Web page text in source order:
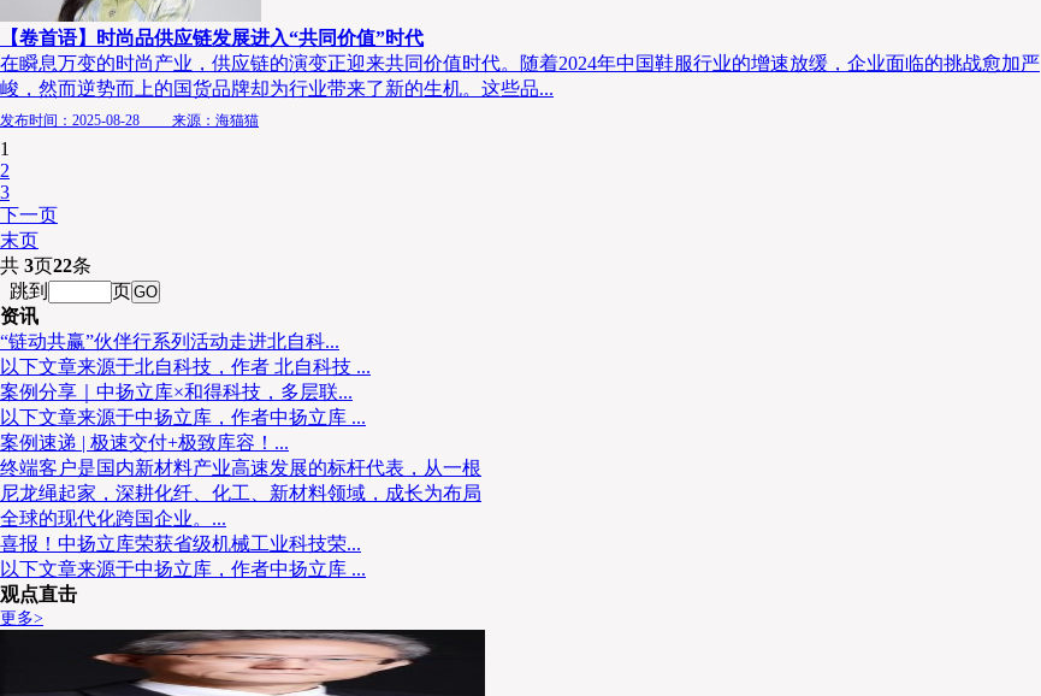
【卷首语】时尚品供应链发展进入“共同价值”时代
在瞬息万变的时尚产业，供应链的演变正迎来共同价值时代。随着2024年中国鞋服行业的增速放缓，企业面临的挑战愈加严
峻，然而逆势而上的国货品牌却为行业带来了新的生机。这些品...
发布时间：2025-08-28 来源：海猫猫
1
2
3
下一页
末页
共 3页22条
跳到
页
资讯
“链动共赢”伙伴行系列活动走进北自科...
以下文章来源于北自科技，作者 北自科技 ...
案例分享｜中扬立库×和得科技，多层联...
以下文章来源于中扬立库，作者中扬立库 ...
案例速递 | 极速交付+极致库容！...
终端客户是国内新材料产业高速发展的标杆代表，从一根
尼龙绳起家，深耕化纤、化工、新材料领域，成长为布局
全球的现代化跨国企业。...
喜报！中扬立库荣获省级机械工业科技荣...
以下文章来源于中扬立库，作者中扬立库 ...
观点直击
更多>